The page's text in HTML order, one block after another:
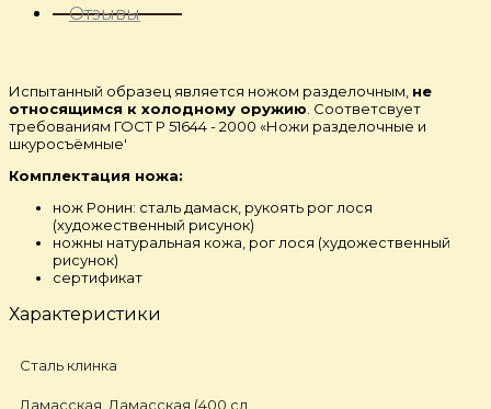
Отзывы
Испытанный образец является ножом разделочным, не
относящимся к холодному оружию. Соответсвует
требованиям ГОСТ Р 51644 - 2000 «Ножи разделочные и
шкуросъёмные'
Комплектация ножа:
нож Ронин: сталь дамаск, рукоять рог лося
(художественный рисунок)
ножны натуральная кожа, рог лося (художественный
рисунок)
сертификат
Характеристики
Сталь клинка
Дамасская, Дамасская (400 сл